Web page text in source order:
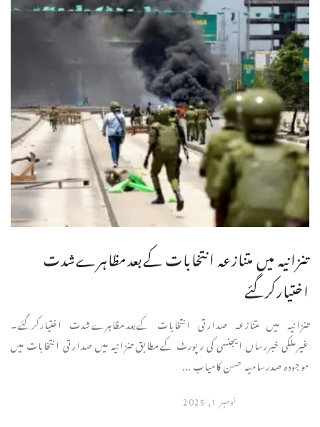
تنزانیہ میں متنازعہ انتخابات کےبعدمظاہرےشدت
اختیارکرگئے
تنزانیہ میں متنازعہ صدارتی انتخابات کےبعدمظاہرےشدت اختیارکرگئے۔
غیرملکی خبررساں ایجنسی کی رپورٹ کےمطابق تنزانیہ میں صدارتی انتخابات میں
موجودہ صدرسامیہ حسن کامیاب ...
نومبر 1, 2025